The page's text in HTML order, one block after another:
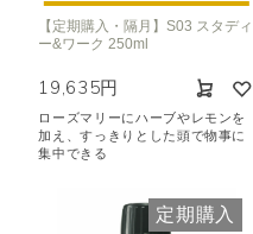
【定期購入・隔月】S03 スタディ
ー&ワーク 250ml
19,635円
ローズマリーにハーブやレモンを
加え、すっきりとした頭で物事に
集中できる
定期購入